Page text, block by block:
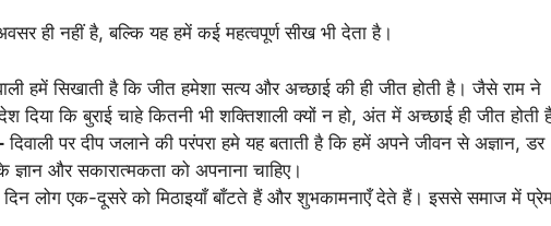
ही नहीं है, बल्कि यह हमें कई महत्वपूर्ण सीख भी देता है।
हमें सिखाती है कि जीत हमेशा सत्य और अच्छाई की ही जीत होती है। जैसे राम ने
दिया कि बुराई चाहे कितनी भी शक्तिशाली क्यों न हो, अंत में अच्छाई ही जीत होती
दिवाली पर दीप जलाने की परंपरा हमे यह बताती है कि हमें अपने जीवन से अज्ञान, डर
और सकारात्मकता को अपनाना चाहिए।
दिन लोग एक-दूसरे को मिठाइयाँ बाँटते हैं और शुभकामनाएँ देते हैं। इससे समाज में